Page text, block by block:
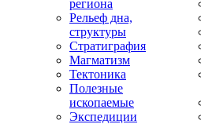
региона
Рельеф дна,
структуры
Стратиграфия
Магматизм
Тектоника
Полезные
ископаемые
Экспедиции